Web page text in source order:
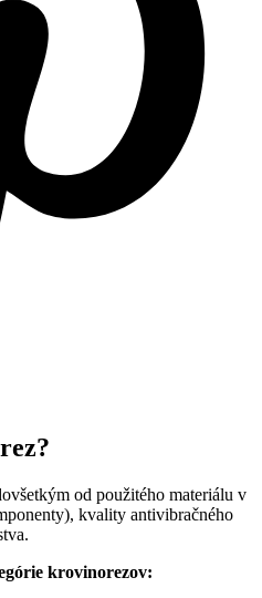
od použitého materiálu v
kvality antivibračného
krovinorezov: